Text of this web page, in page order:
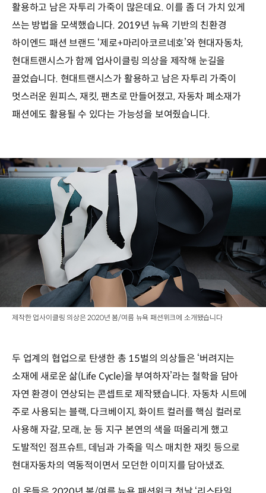
활용하고 남은 자투리 가죽이 많은데요. 이를 좀 더 가치 있게
쓰는 방법을 모색했습니다. 2019년 뉴욕 기반의 친환경
하이엔드 패션 브랜드 ‘제로+마리아코르네호’와 현대자동차,
현대트랜시스가 함께 업사이클링 의상을 제작해 눈길을
끌었습니다. 현대트랜시스가 활용하고 남은 자투리 가죽이
멋스러운 원피스, 재킷, 팬츠로 만들어졌고, 자동차 폐소재가
패션에도 활용될 수 있다는 가능성을 보여줬습니다.
제작한 업사이클링 의상은 2020년 봄/여름 뉴욕 패션위크에 소개됐습니다
두 업계의 협업으로 탄생한 총 15벌의 의상들은 ‘버려지는
소재에 새로운 삶(Life Cycle)을 부여하자’라는 철학을 담아
자연 환경이 연상되는 콘셉트로 제작됐습니다. 자동차 시트에
주로 사용되는 블랙, 다크베이지, 화이트 컬러를 핵심 컬러로
사용해 자갈, 모래, 눈 등 지구 본연의 색을 떠올리게 했고
도발적인 점프슈트, 데님과 가죽을 믹스 매치한 재킷 등으로
현대자동차의 역동적이면서 모던한 이미지를 담아냈죠.